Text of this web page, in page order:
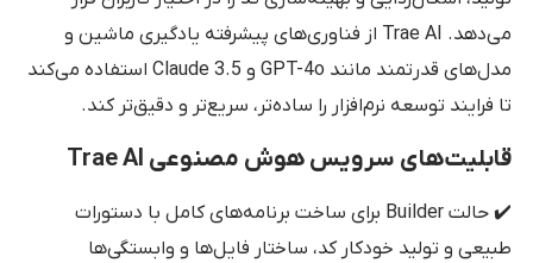
می‌دهد. Trae AI از فناوری‌های پیشرفته یادگیری ماشین و
مدل‌های قدرتمند مانند GPT-4o و Claude 3.5 استفاده می‌کند
تا فرایند توسعه نرم‌افزار را ساده‌تر، سریع‌تر و دقیق‌تر کند.
قابلیت‌های سرویس هوش مصنوعی Trae AI
✔️ حالت Builder برای ساخت برنامه‌های کامل با دستورات
طبیعی و تولید خودکار کد، ساختار فایل‌ها و وابستگی‌ها